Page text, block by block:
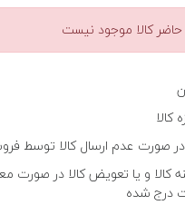
حاضر کالا موجود نیست
صورت عدم ارسال کالا توسط
کالا و یا تعویض کالا در صورت
درج شده